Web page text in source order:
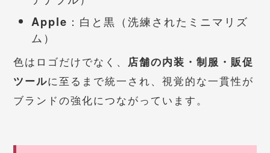
Apple ：白と黒（洗練されたミニマリズ
ム）
色はロゴだけでなく、 店舗の内装・制服・販促
ツールに至るまで統一され、視覚的な一貫性が
ブランドの強化につながっています。